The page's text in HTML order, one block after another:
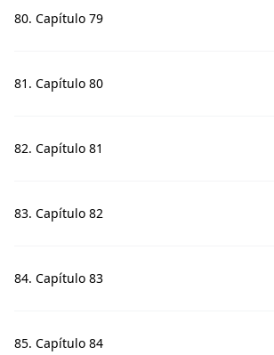
80. Capítulo 79
81. Capítulo 80
82. Capítulo 81
83. Capítulo 82
84. Capítulo 83
85. Capítulo 84